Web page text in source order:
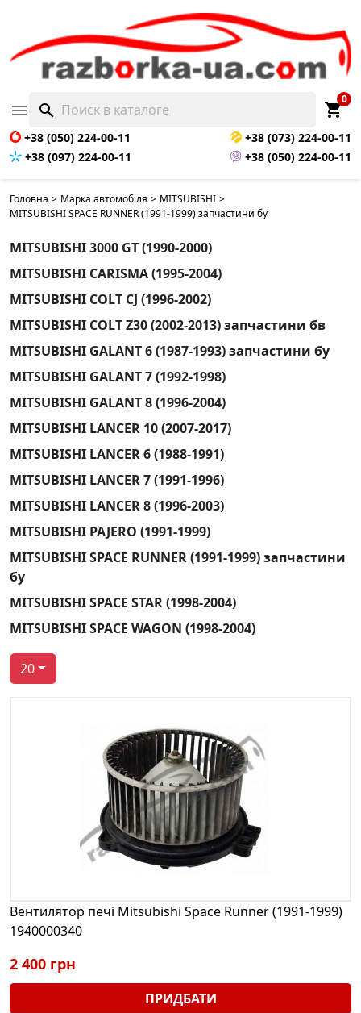
 search shopping_cart
0
+38 (050) 224-00-11
+38 (073) 224-00-11
+38 (097) 224-00-11
+38 (050) 224-00-11
Головна > Марка автомобіля > MITSUBISHI >
MITSUBISHI SPACE RUNNER (1991-1999) запчастини бу
MITSUBISHI 3000 GT (1990-2000)
MITSUBISHI CARISMA (1995-2004)
MITSUBISHI COLT CJ (1996-2002)
MITSUBISHI COLT Z30 (2002-2013) запчастини бв
MITSUBISHI GALANT 6 (1987-1993) запчастини бу
MITSUBISHI GALANT 7 (1992-1998)
MITSUBISHI GALANT 8 (1996-2004)
MITSUBISHI LANCER 10 (2007-2017)
MITSUBISHI LANCER 6 (1988-1991)
MITSUBISHI LANCER 7 (1991-1996)
MITSUBISHI LANCER 8 (1996-2003)
MITSUBISHI PAJERO (1991-1999)
MITSUBISHI SPACE RUNNER (1991-1999) запчастини
бу
MITSUBISHI SPACE STAR (1998-2004)
MITSUBISHI SPACE WAGON (1998-2004)
20
Вентилятор печі Mitsubishi Space Runner (1991-1999)
1940000340
2 400 грн
ПРИДБАТИ